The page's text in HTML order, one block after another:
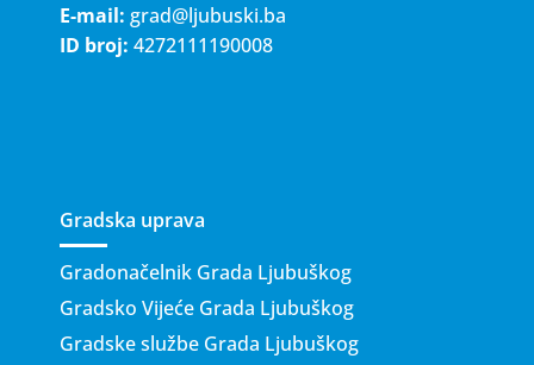
E-mail: grad@ljubuski.ba
ID broj: 4272111190008
Gradska uprava
Gradonačelnik Grada Ljubuškog
Gradsko Vijeće Grada Ljubuškog
Gradske službe Grada Ljubuškog